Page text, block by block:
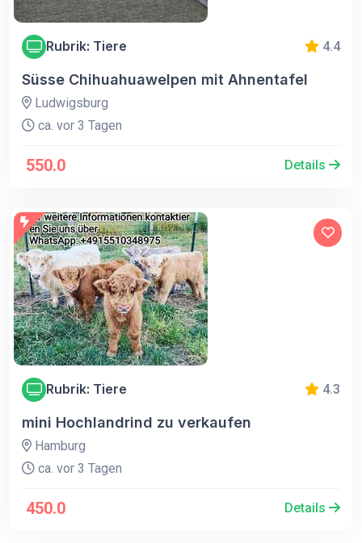
Rubrik: Tiere 4.4
Süsse Chihuahuawelpen mit Ahnentafel
Ludwigsburg
ca. vor 3 Tagen
550.0 Details
Rubrik: Tiere 4.3
mini Hochlandrind zu verkaufen
Hamburg
ca. vor 3 Tagen
450.0 Details